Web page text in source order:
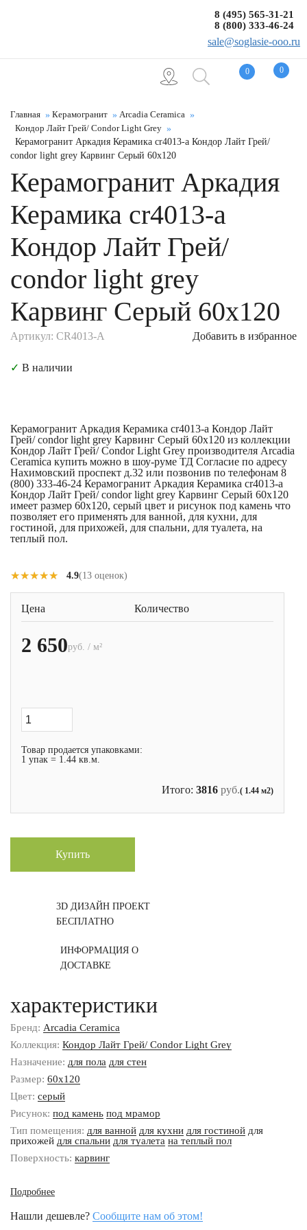
0 0
8 (495) 565-31-21
8 (800) 333-46-24
sale@soglasie-ooo.ru
Главная Керамогранит
Arcadia Ceramica
Кондор Лайт Грей/ Condor Light Grey
Керамогранит Аркадия Керамика cr4013-a Кондор Лайт Грей/
condor light grey Карвинг Серый 60x120
Керамогранит Аркадия
Керамика cr4013-a
Кондор Лайт Грей/
condor light grey
Карвинг Серый 60x120
Артикул: CR4013-A Добавить в избранное
✓ В наличии
Керамогранит Аркадия Керамика cr4013-a Кондор Лайт
Грей/ condor light grey Карвинг Серый 60x120 из коллекции
Кондор Лайт Грей/ Condor Light Grey производителя Arcadia
Ceramica купить можно в шоу-руме ТД Согласие по адресу
Нахимовский проспект д.32 или позвонив по телефонам 8
(800) 333-46-24 Керамогранит Аркадия Керамика cr4013-a
Кондор Лайт Грей/ condor light grey Карвинг Серый 60x120
имеет размер 60x120, серый цвет и рисунок под камень что
позволяет его применять для ванной, для кухни, для
гостиной, для прихожей, для спальни, для туалета, на
теплый пол.
★★★★★
★★★★★ 4.9(13 оценок)
Цена Количество
2 650руб. / м²
Товар продается упаковками:
1 упак = 1.44 кв.м.
Итого: 3816 руб.( 1.44 м2)
Купить
3D ДИЗАЙН ПРОЕКТ
БЕСПЛАТНО
ИНФОРМАЦИЯ О
ДОСТАВКЕ
характеристики
Бренд: Arcadia Ceramica
Коллекция: Кондор Лайт Грей/ Condor Light Grey
Назначение: для пола для стен
Размер: 60x120
Цвет: серый
Рисунок: под камень под мрамор
Тип помещения: для ванной для кухни для гостиной для
прихожей для спальни для туалета на теплый пол
Поверхность: карвинг
Подробнее
Нашли дешевле? Сообщите нам об этом!